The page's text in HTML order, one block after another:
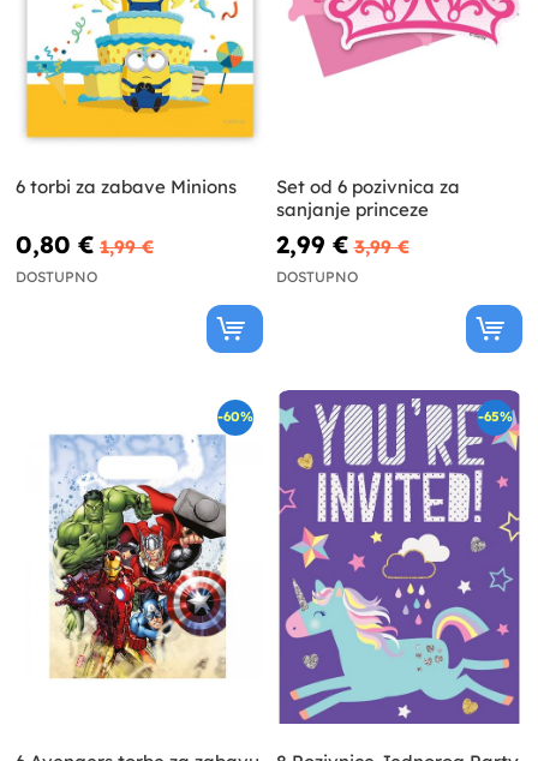
6 torbi za zabave Minions
0,80 € 1,99 €
DOSTUPNO
Set od 6 pozivnica za
sanjanje princeze
2,99 € 3,99 €
DOSTUPNO
-60% -65%